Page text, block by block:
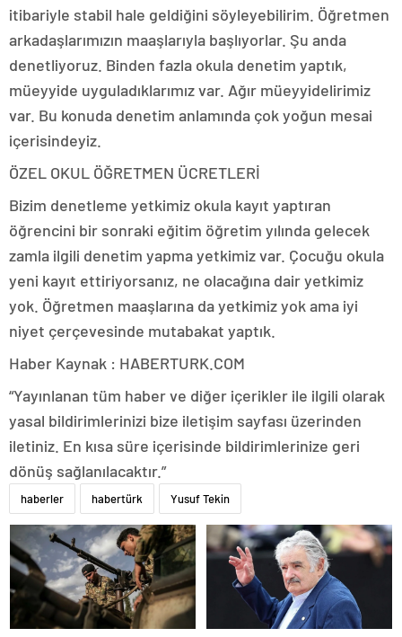
itibariyle stabil hale geldiğini söyleyebilirim. Öğretmen
arkadaşlarımızın maaşlarıyla başlıyorlar. Şu anda
denetliyoruz. Binden fazla okula denetim yaptık,
müeyyide uyguladıklarımız var. Ağır müeyyidelirimiz
var. Bu konuda denetim anlamında çok yoğun mesai
içerisindeyiz.
ÖZEL OKUL ÖĞRETMEN ÜCRETLERİ
Bizim denetleme yetkimiz okula kayıt yaptıran
öğrencini bir sonraki eğitim öğretim yılında gelecek
zamla ilgili denetim yapma yetkimiz var. Çocuğu okula
yeni kayıt ettiriyorsanız, ne olacağına dair yetkimiz
yok. Öğretmen maaşlarına da yetkimiz yok ama iyi
niyet çerçevesinde mutabakat yaptık.
Haber Kaynak : HABERTURK.COM
“Yayınlanan tüm haber ve diğer içerikler ile ilgili olarak
yasal bildirimlerinizi bize iletişim sayfası üzerinden
iletiniz. En kısa süre içerisinde bildirimlerinize geri
dönüş sağlanılacaktır.”
haberler habertürk Yusuf Tekin